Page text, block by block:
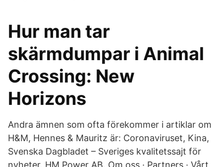
Hur man tar
skärmdumpar i Animal
Crossing: New
Horizons
Andra ämnen som ofta förekommer i artiklar om
H&M, Hennes & Mauritz är: Coronaviruset, Kina,
Svenska Dagbladet – Sveriges kvalitetssajt för
nyheter. HM Power AB. Om oss · Partners · Vårt